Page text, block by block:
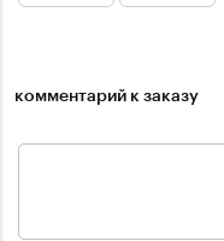
комментарий к заказу